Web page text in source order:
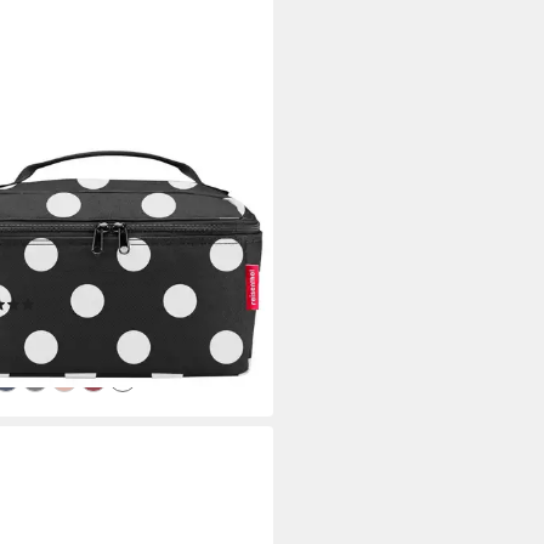
BEAUTYCASE, 4 Liter,
Weiß, Polyester,
mit
€
ausverkauft
+11